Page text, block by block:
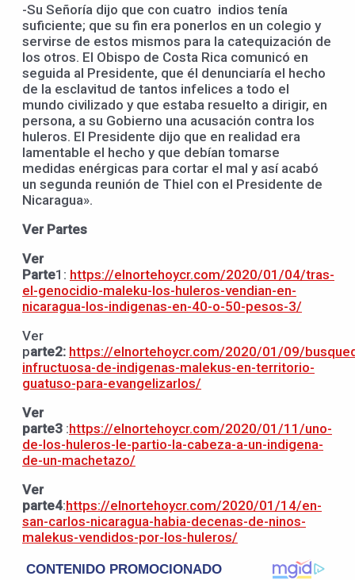
-Su Señoría dijo que con cuatro indios tenía
suficiente; que su fin era ponerlos en un colegio y
servirse de estos mismos para la catequización de
los otros. El Obispo de Costa Rica comunicó en
seguida al Presidente, que él denunciaría el hecho
de la esclavitud de tantos infelices a todo el
mundo civilizado y que estaba resuelto a dirigir, en
persona, a su Gobierno una acusación contra los
huleros. El Presidente dijo que en realidad era
lamentable el hecho y que debían tomarse
medidas enérgicas para cortar el mal y así acabó
un segunda reunión de Thiel con el Presidente de
Nicaragua».
Ver Partes
Ver
Parte1: https://elnortehoycr.com/2020/01/04/tras-
el-genocidio-maleku-los-huleros-vendian-en-
nicaragua-los-indigenas-en-40-o-50-pesos-3/
Ver
parte2: https://elnortehoycr.com/2020/01/09/
infructuosa-de-indigenas-malekus-en-territorio-
guatuso-para-evangelizarlos/
Ver
parte3 :https://elnortehoycr.com/2020/01/11/uno-
de-los-huleros-le-partio-la-cabeza-a-un-indigena-
de-un-machetazo/
Ver
parte4:https://elnortehoycr.com/2020/01/14/en-
san-carlos-nicaragua-habia-decenas-de-ninos-
malekus-vendidos-por-los-huleros/